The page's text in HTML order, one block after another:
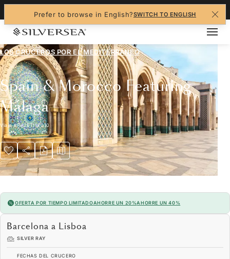
Prefer to browse in English?SWITCH TO ENGLISH
LOS CRUCEROS POR ELMEDITERRÁNEO
Spain & Morocco Featuring
Málaga
Viaje#RA261118010
OFERTA POR TIEMPO LIMITADOAHORRE UN 20%AHORRE UN 40%
Barcelona a Lisboa
SILVER RAY
FECHAS DEL CRUCERO